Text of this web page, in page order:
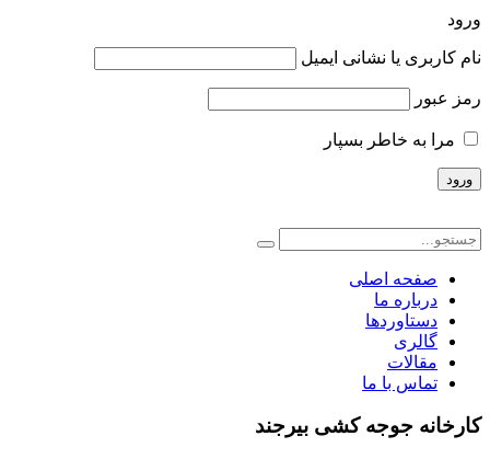
ورود
نام کاربری یا نشانی ایمیل
رمز عبور
مرا به خاطر بسپار
صفحه اصلی
درباره ما
دستاوردها
گالری
مقالات
تماس با ما
کارخانه جوجه کشی بیرجند